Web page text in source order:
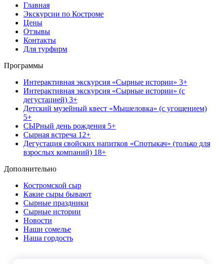
Главная
Экскурсии по Костроме
Цены
Отзывы
Контакты
Для турфирм
Программы
Интерактивная экскурсия «Сырные истории» 3+
Интерактивная экскурсия «Сырные истории» (с
дегустацией) 3+
Детский музейный квест «Мышеловка» (с угощением)
5+
СЫРный день рождения 5+
Сырная встреча 12+
Дегустация свойских напитков «Спотыкач» (только для
взрослых компаний) 18+
Дополнительно
Костромской сыр
Какие сыры бывают
Сырные праздники
Сырные истории
Новости
Наши сомелье
Наша гордость